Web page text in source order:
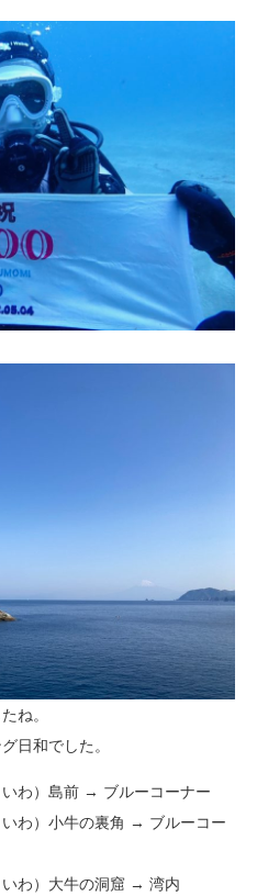
ね。
日和でした。
わ）島前 → ブルーコーナー
わ）小牛の裏角 → ブルーコー
わ）大牛の洞窟 → 湾内